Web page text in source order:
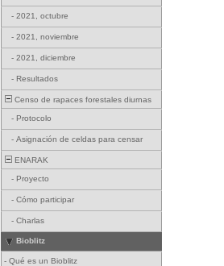
- 2021, octubre
- 2021, noviembre
- 2021, diciembre
- Resultados
Censo de rapaces forestales diurnas
- Protocolo
- Asignación de celdas para censar
ENARAK
- Proyecto
- Cómo participar
- Charlas
Bioblitz
- Qué es un Bioblitz